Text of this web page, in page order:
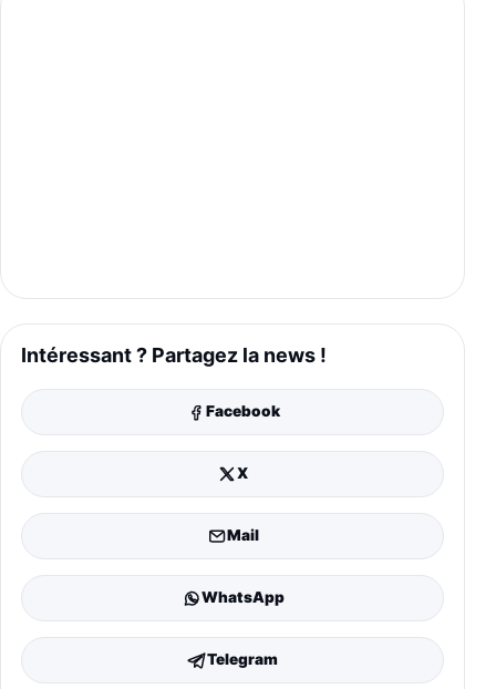
Intéressant ? Partagez la news !
Facebook
X
Mail
WhatsApp
Telegram